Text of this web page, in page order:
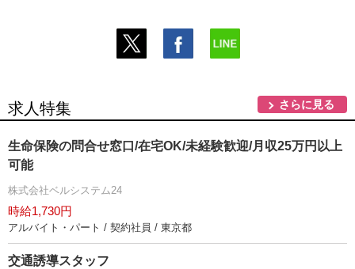
求人特集 さらに見る
生命保険の問合せ窓口/在宅OK/未経験歓迎/月収25万円以上
可能
株式会社ベルシステム24
時給1,730円
アルバイト・パート / 契約社員 / 東京都
交通誘導スタッフ